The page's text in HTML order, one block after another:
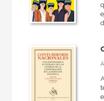
50 Aniversario
A fondo
Akadémica
Anverso
Arquitectura